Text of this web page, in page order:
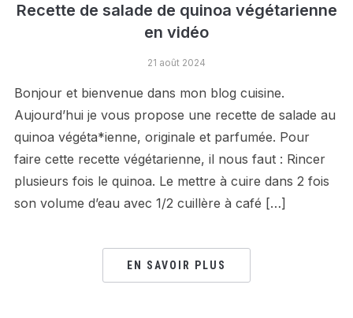
Recette de salade de quinoa végétarienne
en vidéo
21 août 2024
Bonjour et bienvenue dans mon blog cuisine.
Aujourd’hui je vous propose une recette de salade au
quinoa végéta*ienne, originale et parfumée. Pour
faire cette recette végétarienne, il nous faut : Rincer
plusieurs fois le quinoa. Le mettre à cuire dans 2 fois
son volume d’eau avec 1/2 cuillère à café […]
EN SAVOIR PLUS